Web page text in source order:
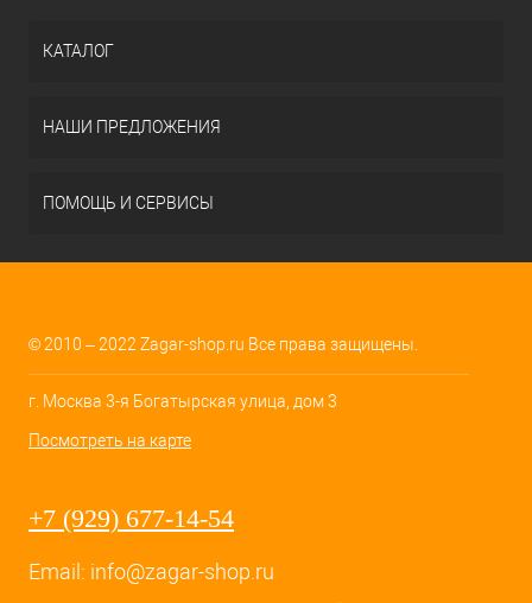
КАТАЛОГ
НАШИ ПРЕДЛОЖЕНИЯ
ПОМОЩЬ И СЕРВИСЫ
© 2010 – 2022 Zagar-shop.ru Все права защищены.
г. Москва 3-я Богатырская улица, дом 3
Посмотреть на карте
+7 (929) 677-14-54
Email: info@zagar-shop.ru